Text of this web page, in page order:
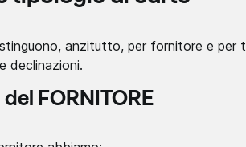
anzitutto, per fornitore e per
declinazioni.
FORNITORE